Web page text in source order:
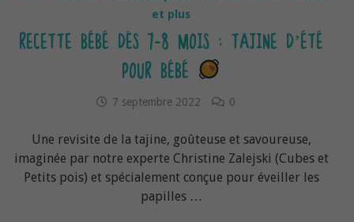
et plus
RECETTE BÉBÉ DÈS 7-8 MOIS : TAJINE D’ÉTÉ
POUR BÉBÉ
7 septembre 2022 0
Une revisite de la tajine, goûteuse et savoureuse,
imaginée par notre experte Christine Zalejski (Cubes et
Petits pois) et spécialement conçue pour éveiller les
papilles …